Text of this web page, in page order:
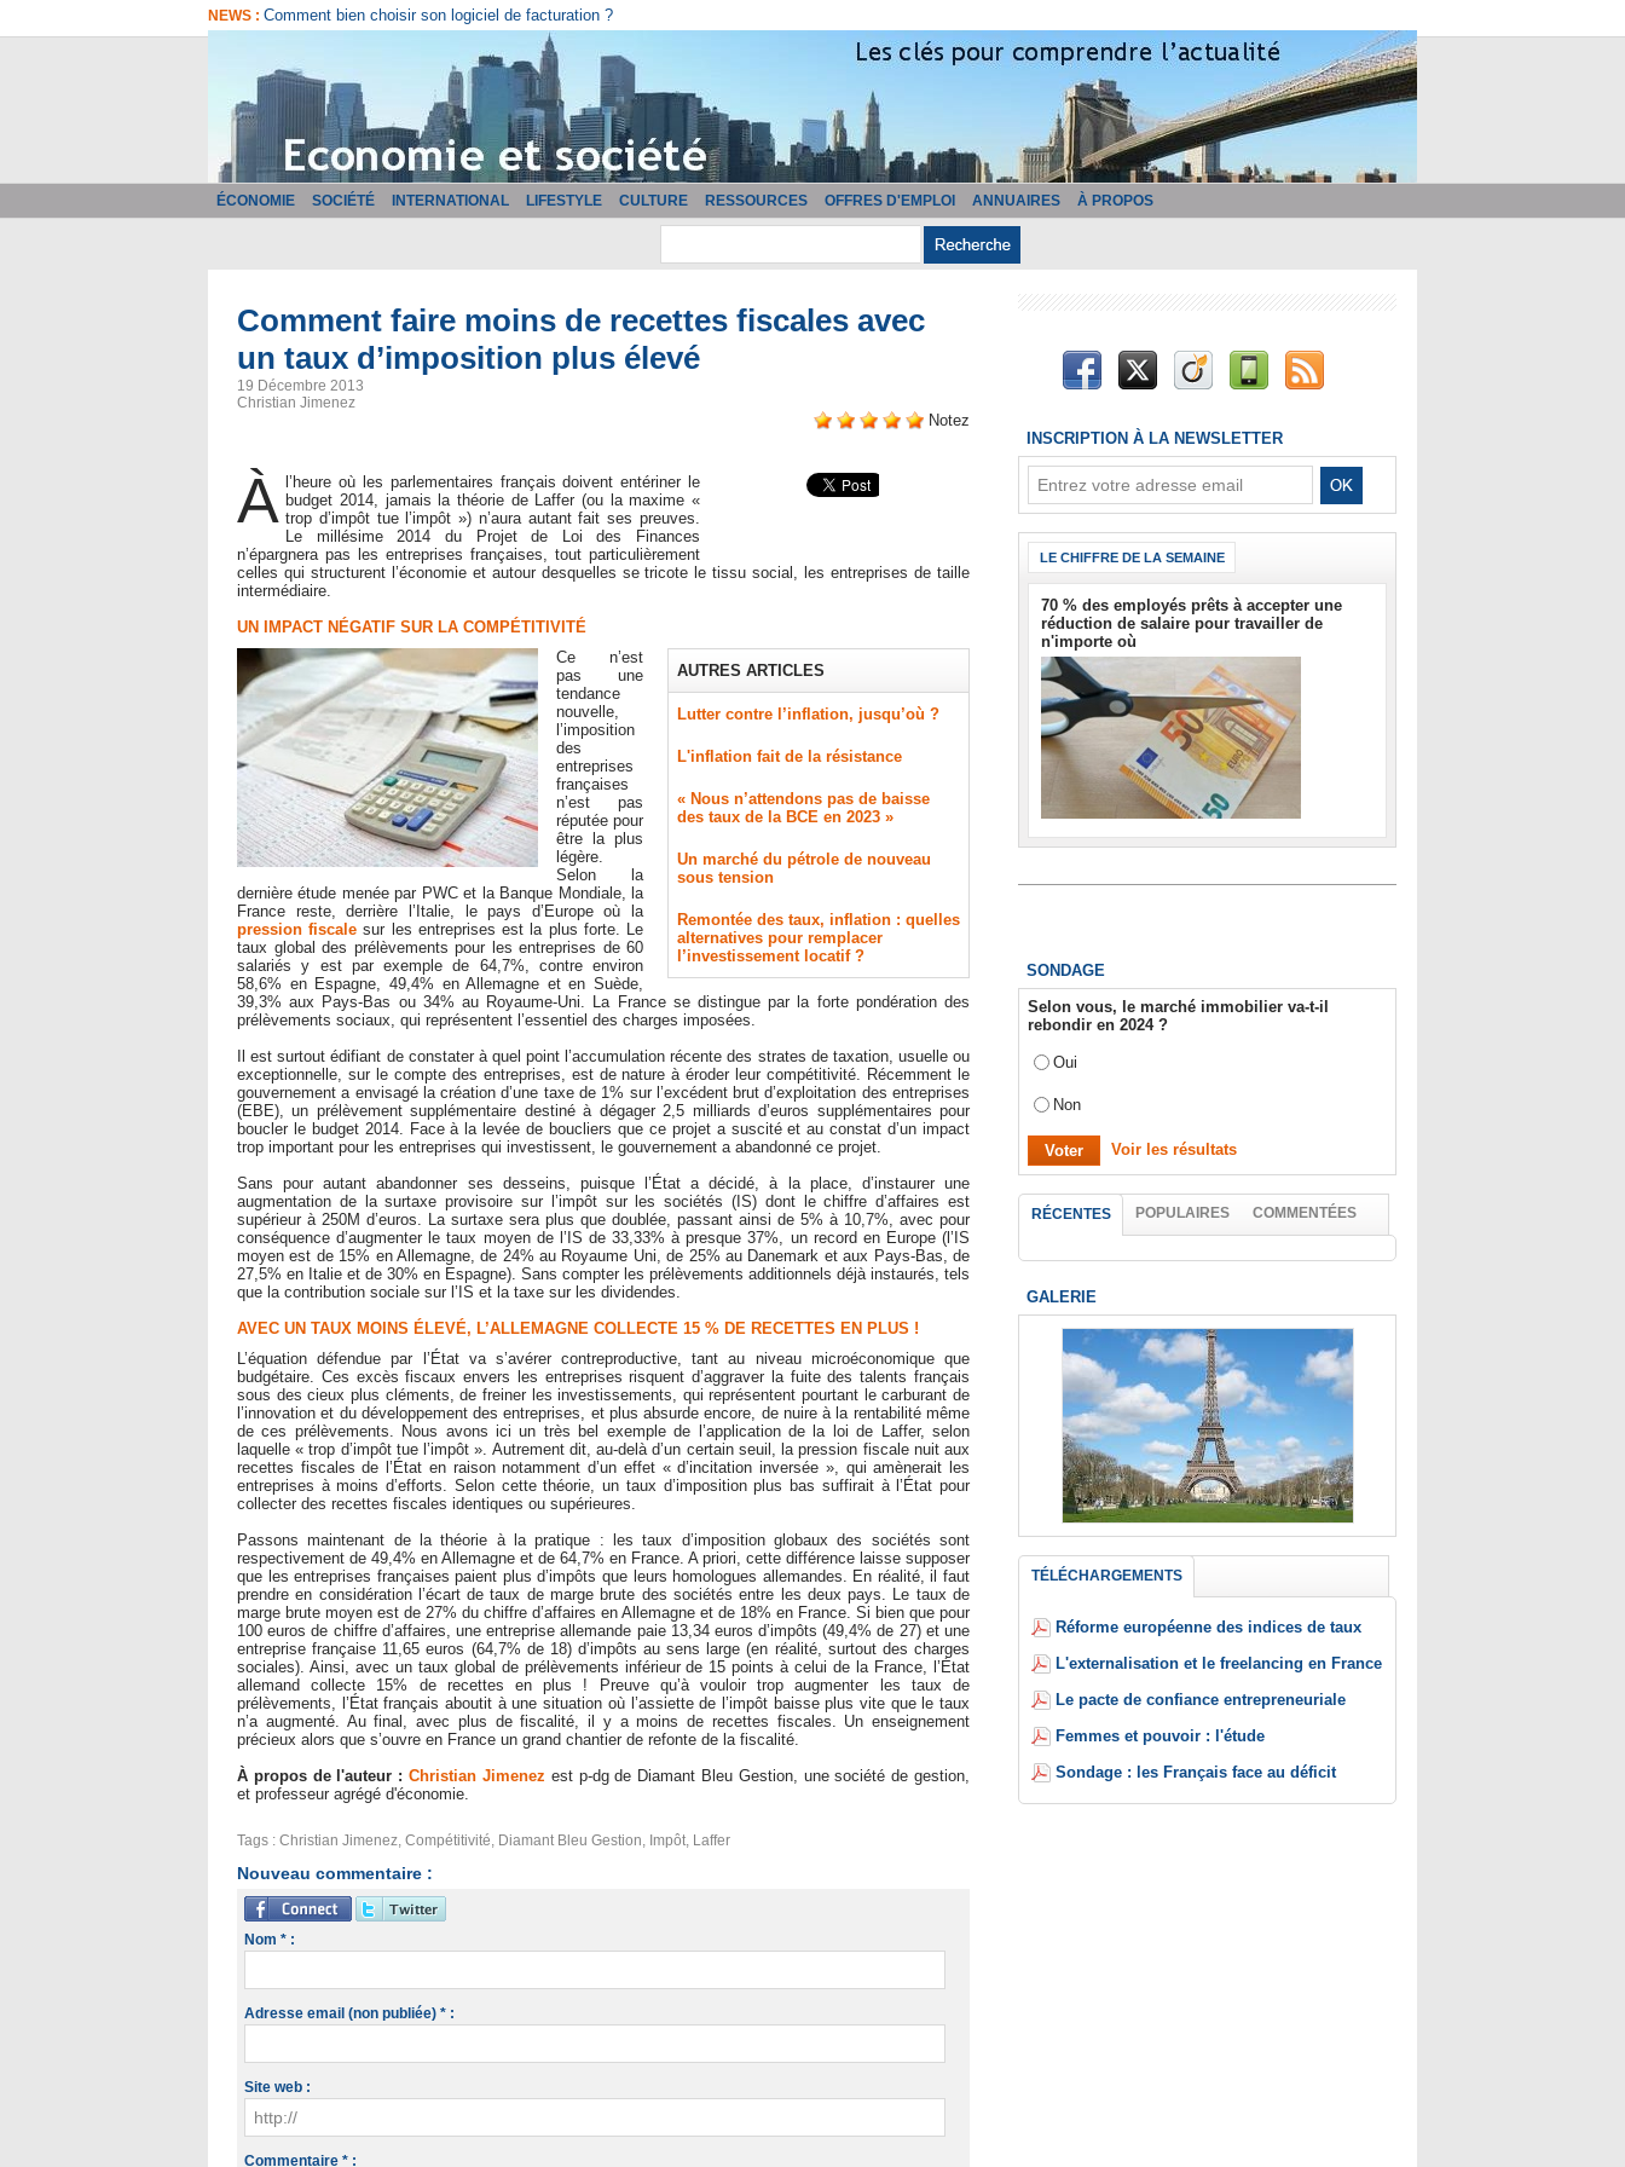
NEWS : Comment bien choisir son logiciel de facturation ?
ÉCONOMIE SOCIÉTÉ INTERNATIONAL LIFESTYLE CULTURE RESSOURCES OFFRES D'EMPLOI ANNUAIRES À PROPOS
Comment faire moins de recettes fiscales avec
un taux d’imposition plus élevé
19 Décembre 2013
Christian Jimenez
Notez
À l’heure où les parlementaires français doivent entériner le
budget 2014, jamais la théorie de Laffer (ou la maxime «
trop d’impôt tue l’impôt ») n’aura autant fait ses preuves.
Le millésime 2014 du Projet de Loi des Finances
n’épargnera pas les entreprises françaises, tout particulièrement
celles qui structurent l’économie et autour desquelles se tricote le tissu social, les entreprises de taille
intermédiaire.
UN IMPACT NÉGATIF SUR LA COMPÉTITIVITÉ
AUTRES ARTICLES
Lutter contre l’inflation, jusqu’où ?
L'inflation fait de la résistance
« Nous n’attendons pas de baisse
des taux de la BCE en 2023 »
​Un marché du pétrole de nouveau
sous tension
Remontée des taux, inflation : quelles
alternatives pour remplacer
l’investissement locatif ?
Ce n’est
pas une
tendance
nouvelle,
l’imposition
des
entreprises
françaises
n’est pas
réputée pour
être la plus
légère.
Selon la
dernière étude menée par PWC et la Banque Mondiale, la
France reste, derrière l’Italie, le pays d’Europe où la
pression fiscale sur les entreprises est la plus forte. Le
taux global des prélèvements pour les entreprises de 60
salariés y est par exemple de 64,7%, contre environ
58,6% en Espagne, 49,4% en Allemagne et en Suède,
39,3% aux Pays-Bas ou 34% au Royaume-Uni. La France se distingue par la forte pondération des
prélèvements sociaux, qui représentent l’essentiel des charges imposées.
Il est surtout édifiant de constater à quel point l’accumulation récente des strates de taxation, usuelle ou
exceptionnelle, sur le compte des entreprises, est de nature à éroder leur compétitivité. Récemment le
gouvernement a envisagé la création d’une taxe de 1% sur l’excédent brut d’exploitation des entreprises
(EBE), un prélèvement supplémentaire destiné à dégager 2,5 milliards d’euros supplémentaires pour
boucler le budget 2014. Face à la levée de boucliers que ce projet a suscité et au constat d’un impact
trop important pour les entreprises qui investissent, le gouvernement a abandonné ce projet.
Sans pour autant abandonner ses desseins, puisque l’État a décidé, à la place, d’instaurer une
augmentation de la surtaxe provisoire sur l’impôt sur les sociétés (IS) dont le chiffre d’affaires est
supérieur à 250M d’euros. La surtaxe sera plus que doublée, passant ainsi de 5% à 10,7%, avec pour
conséquence d’augmenter le taux moyen de l’IS de 33,33% à presque 37%, un record en Europe (l’IS
moyen est de 15% en Allemagne, de 24% au Royaume Uni, de 25% au Danemark et aux Pays-Bas, de
27,5% en Italie et de 30% en Espagne). Sans compter les prélèvements additionnels déjà instaurés, tels
que la contribution sociale sur l’IS et la taxe sur les dividendes.
AVEC UN TAUX MOINS ÉLEVÉ, L’ALLEMAGNE COLLECTE 15 % DE RECETTES EN PLUS !
L’équation défendue par l’État va s’avérer contreproductive, tant au niveau microéconomique que
budgétaire. Ces excès fiscaux envers les entreprises risquent d’aggraver la fuite des talents français
sous des cieux plus cléments, de freiner les investissements, qui représentent pourtant le carburant de
l’innovation et du développement des entreprises, et plus absurde encore, de nuire à la rentabilité même
de ces prélèvements. Nous avons ici un très bel exemple de l’application de la loi de Laffer, selon
laquelle « trop d’impôt tue l’impôt ». Autrement dit, au-delà d’un certain seuil, la pression fiscale nuit aux
recettes fiscales de l’État en raison notamment d’un effet « d’incitation inversée », qui amènerait les
entreprises à moins d’efforts. Selon cette théorie, un taux d’imposition plus bas suffirait à l’État pour
collecter des recettes fiscales identiques ou supérieures.
Passons maintenant de la théorie à la pratique : les taux d’imposition globaux des sociétés sont
respectivement de 49,4% en Allemagne et de 64,7% en France. A priori, cette différence laisse supposer
que les entreprises françaises paient plus d’impôts que leurs homologues allemandes. En réalité, il faut
prendre en considération l’écart de taux de marge brute des sociétés entre les deux pays. Le taux de
marge brute moyen est de 27% du chiffre d’affaires en Allemagne et de 18% en France. Si bien que pour
100 euros de chiffre d’affaires, une entreprise allemande paie 13,34 euros d’impôts (49,4% de 27) et une
entreprise française 11,65 euros (64,7% de 18) d’impôts au sens large (en réalité, surtout des charges
sociales). Ainsi, avec un taux global de prélèvements inférieur de 15 points à celui de la France, l’État
allemand collecte 15% de recettes en plus ! Preuve qu’à vouloir trop augmenter les taux de
prélèvements, l’État français aboutit à une situation où l’assiette de l’impôt baisse plus vite que le taux
n’a augmenté. Au final, avec plus de fiscalité, il y a moins de recettes fiscales. Un enseignement
précieux alors que s’ouvre en France un grand chantier de refonte de la fiscalité.
À propos de l'auteur : Christian Jimenez est p-dg de Diamant Bleu Gestion, une société de gestion,
et professeur agrégé d'économie.
Tags : Christian Jimenez, Compétitivité, Diamant Bleu Gestion, Impôt, Laffer
Nouveau commentaire :
Nom * :
Adresse email (non publiée) * :
Site web :
Commentaire * :
INSCRIPTION À LA NEWSLETTER
LE CHIFFRE DE LA SEMAINE
70 % des employés prêts à accepter une
réduction de salaire pour travailler de
n'importe où
SONDAGE
Selon vous, le marché immobilier va-t-il
rebondir en 2024 ?
Oui
Non
Voir les résultats
RÉCENTES POPULAIRES COMMENTÉES
GALERIE
TÉLÉCHARGEMENTS
Réforme européenne des indices de taux
L'externalisation et le freelancing en France
Le pacte de confiance entrepreneuriale
Femmes et pouvoir : l'étude
Sondage : les Français face au déficit